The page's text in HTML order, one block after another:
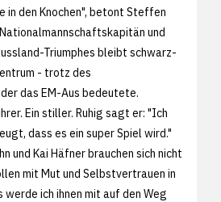
in den Knochen", betont Steffen
und
Triumphes bleibt schwarz-
- trotz des
das EM-Aus bedeutete.
Ein stiller. Ruhig sagt er: "Ich
dass es ein super Spiel wird."
und Kai Häfner brauchen sich nicht
mit Mut und Selbstvertrauen in
werde ich ihnen mit auf den Weg